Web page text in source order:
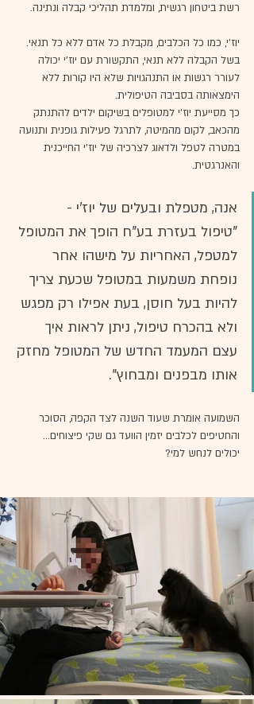
רשת ביטחון רגשית, ומלמדת תהליכי קבלה ונתינה.
יוז'י, כמו כל הכלבים, מקבלת כל אדם ללא כל תנאי.
בשל הקבלה ללא תנאי, התקשורת עם יוז'י יכולה
לעורר רגשות או התנהגויות שלא היו קורות ללא
הימצאותה בסביבה הטיפולית.
כך מסייעת יוז'י למטופלים בשיקום ילדים להתנתק
מהכאב, לקום מהמיטה, לתרגל פעילות גופנית ותנועה
במטרה לטפל ולדאוג לצרכיה של יוז'י החייכנית
והאנרגטית.
אנה, מטפלת ובעלים של יוז'י -
"טיפול בעזרת בע"ח הופך את המטופל
למטפל, האחריות על מישהו אחר
נופחת משמעות במטופל שכעת צריך
להיות בעל חוסן, בעת אפילו רק מפגש
ולא בהכרח טיפול, ניתן לראות איך
עצם המעמד החדש של המטופל מחזק
אותו מבפנים ומבחוץ".
השמועה אומרת שעוד השנה לצד הקפה, הסוכר
והחטיפים לכלבים יזמין הוועד גם שקי פיצוחים...
יכולים לנחש למי?